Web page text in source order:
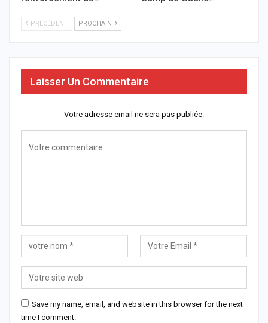
PRÉCÉDENT PROCHAIN
Laisser Un Commentaire
Votre adresse email ne sera pas publiée.
Save my name, email, and website in this browser for the next
time I comment.